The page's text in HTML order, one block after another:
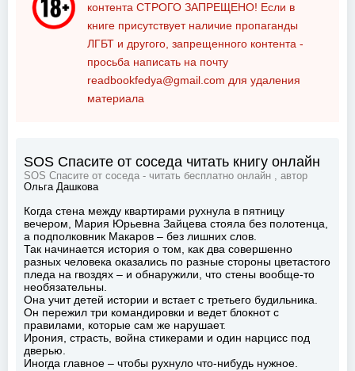
контента СТРОГО ЗАПРЕЩЕНО! Если в
книге присутствует наличие пропаганды
ЛГБТ и другого, запрещенного контента -
просьба написать на почту
readbookfedya@gmail.com для удаления
материала
SOS Спасите от соседа читать книгу онлайн
SOS Спасите от соседа - читать бесплатно онлайн , автор
Ольга Дашкова
Когда стена между квартирами рухнула в пятницу
вечером, Мария Юрьевна Зайцева стояла без полотенца,
а подполковник Макаров – без лишних слов.
Так начинается история о том, как два совершенно
разных человека оказались по разные стороны цветастого
пледа на гвоздях – и обнаружили, что стены вообще-то
необязательны.
Она учит детей истории и встает с третьего будильника.
Он пережил три командировки и ведет блокнот с
правилами, которые сам же нарушает.
Ирония, страсть, война стикерами и один нарцисс под
дверью.
Иногда главное – чтобы рухнуло что-нибудь нужное.